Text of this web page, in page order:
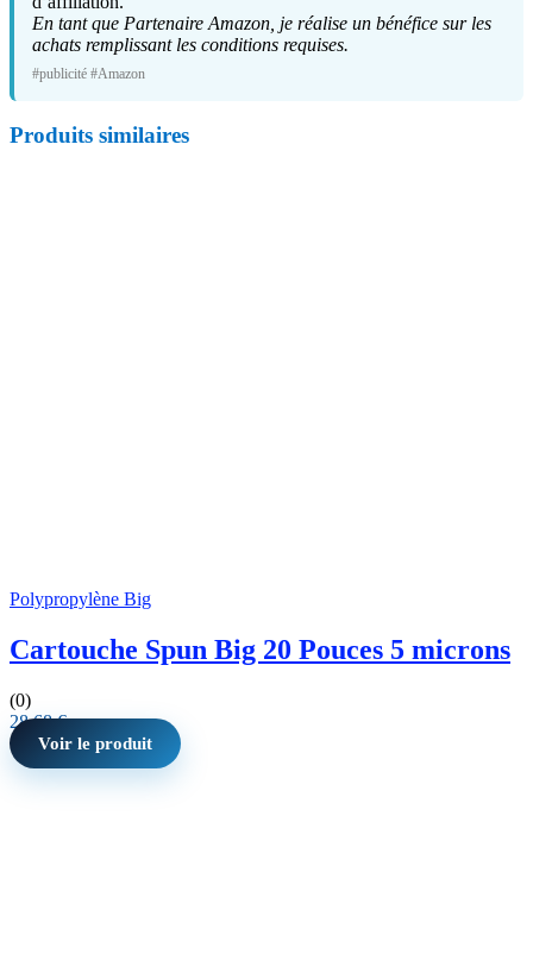
En tant que Partenaire Amazon, je réalise un bénéfice sur les
achats remplissant les conditions requises.
#publicité #Amazon
Produits similaires
Polypropylène Big
Cartouche Spun Big 20 Pouces 5 microns
(0)
28,68€
Voir le produit